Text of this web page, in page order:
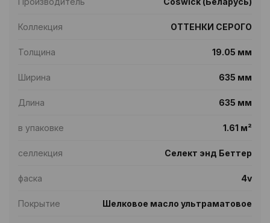
Коллекция ОТТЕНКИ СЕРОГО
Толщина 19.05 мм
Ширина 635 мм
Длина 635 мм
в упаковке 1.61 м²
селлекция Селект энд Беттер
фаска 4v
Покрытие Шелковое масло ультраматовое